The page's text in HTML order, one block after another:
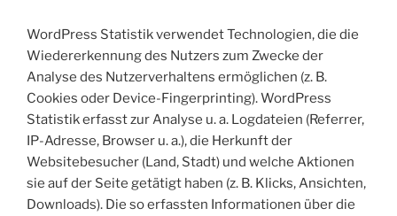
WordPress Statistik verwendet Technologien, die die
Wiedererkennung des Nutzers zum Zwecke der
Analyse des Nutzerverhaltens ermöglichen (z. B.
Cookies oder Device-Fingerprinting). WordPress
Statistik erfasst zur Analyse u. a. Logdateien (Referrer,
IP-Adresse, Browser u. a.), die Herkunft der
Websitebesucher (Land, Stadt) und welche Aktionen
sie auf der Seite getätigt haben (z. B. Klicks, Ansichten,
Downloads). Die so erfassten Informationen über die